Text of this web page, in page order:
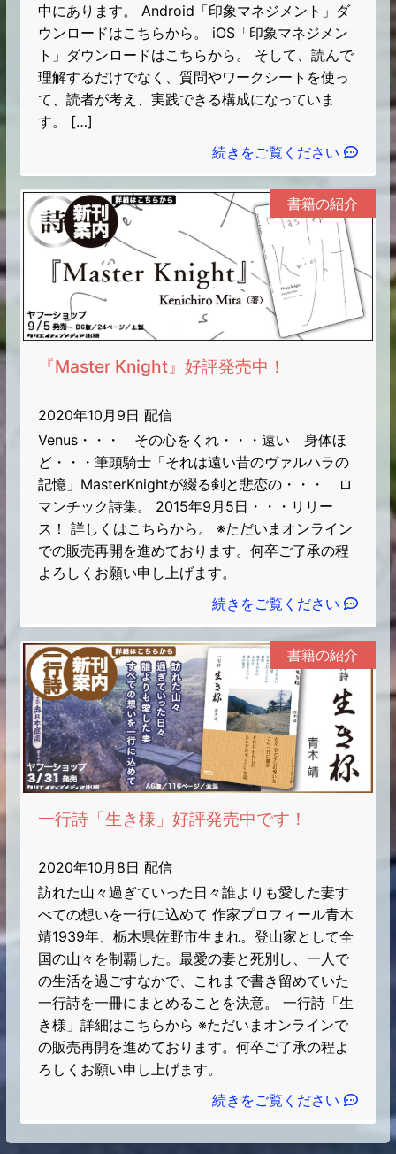
中にあります。 Android「印象マネジメント」ダ
ウンロードはこちらから。 iOS「印象マネジメン
ト」ダウンロードはこちらから。 そして、読んで
理解するだけでなく、質問やワークシートを使っ
て、読者が考え、実践できる構成になっていま
す。 […]
続きをご覧ください
書籍の紹介
『Master Knight』好評発売中！
2020年10月9日 配信
Venus・・・ その心をくれ・・・遠い 身体ほ
ど・・・筆頭騎士「それは遠い昔のヴァルハラの
記憶」MasterKnightが綴る剣と悲恋の・・・ ロ
マンチック詩集。 2015年9月5日・・・リリー
ス！ 詳しくはこちらから。 ※ただいまオンライン
での販売再開を進めております。何卒ご了承の程
よろしくお願い申し上げます。
続きをご覧ください
書籍の紹介
一行詩「生き様」好評発売中です！
2020年10月8日 配信
訪れた山々過ぎていった日々誰よりも愛した妻す
べての想いを一行に込めて 作家プロフィール青木
靖1939年、栃木県佐野市生まれ。登山家として全
国の山々を制覇した。最愛の妻と死別し、一人で
の生活を過ごすなかで、これまで書き留めていた
一行詩を一冊にまとめることを決意。 一行詩「生
き様」詳細はこちらから ※ただいまオンラインで
の販売再開を進めております。何卒ご了承の程よ
ろしくお願い申し上げます。
続きをご覧ください